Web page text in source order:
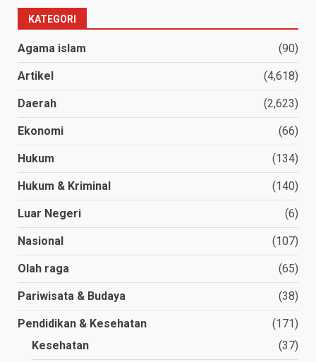
KATEGORI
Agama islam (90)
Artikel (4,618)
Daerah (2,623)
Ekonomi (66)
Hukum (134)
Hukum & Kriminal (140)
Luar Negeri (6)
Nasional (107)
Olah raga (65)
Pariwisata & Budaya (38)
Pendidikan & Kesehatan
(171)
Kesehatan
(37)